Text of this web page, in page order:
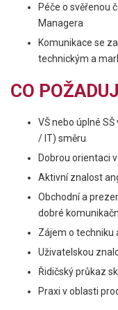
Péče o svěřenou
Managera
Komunikace se
technickým a
CO
VŠ nebo úplné
/ IT) směru
Dobrou orientaci
Aktivní znalost
Obchodní a
dobré
Zájem o techniku
Uživatelskou
Řidičský průkaz
Praxi v oblasti